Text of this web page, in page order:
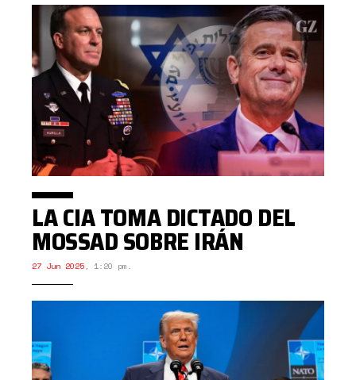
LA CIA TOMA DICTADO DEL
MOSSAD SOBRE IRÁN
27 Jun 2025, 1:20 pm.